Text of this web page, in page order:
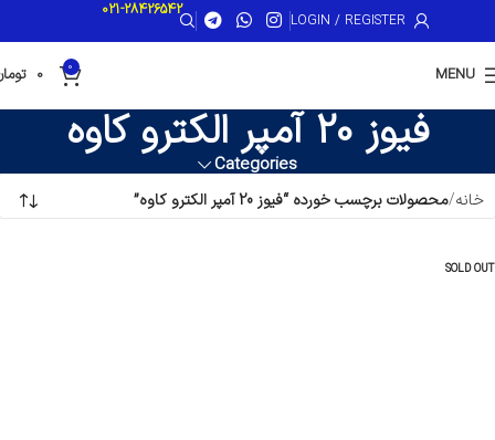
LOGIN / REGISTER
021-28426542
MENU
0
0
فیوز 20 آمپر الکترو کاوه
Categories
خانه محصولات برچسب خورده “فیوز 20 آمپر الکترو کاوه”
SOLD OUT